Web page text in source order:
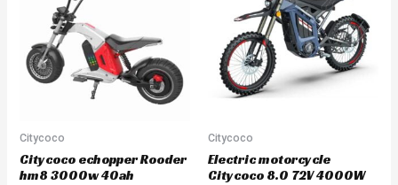
Citycoco
Citycoco echopper Rooder
hm8 3000w 40ah
Citycoco
Electric motorcycle
Citycoco 8.0 72V 4000W